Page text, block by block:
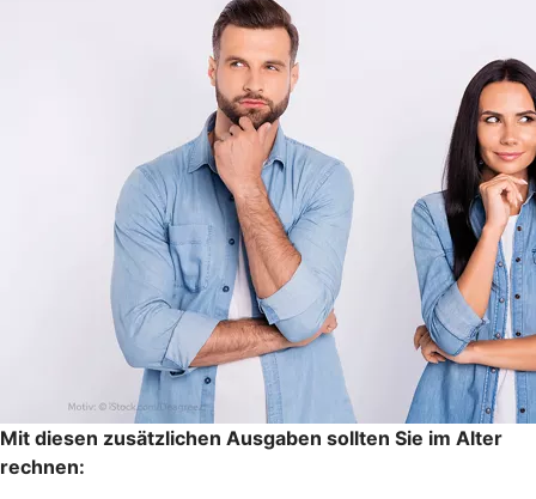
Mit diesen zusätzlichen Ausgaben sollten Sie im Alter
rechnen: